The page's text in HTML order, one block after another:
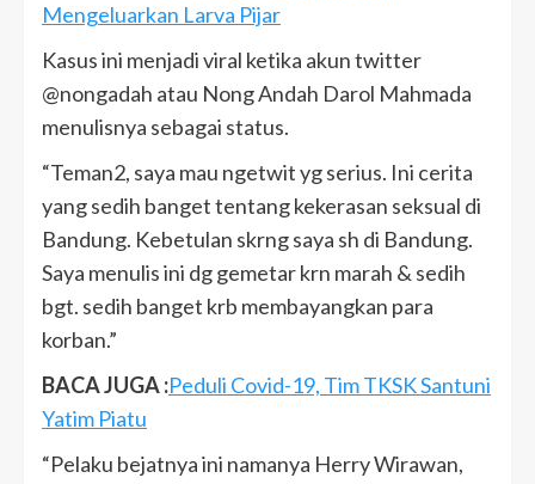
Mengeluarkan Larva Pijar
Kasus ini menjadi viral ketika akun twitter
@nongadah atau Nong Andah Darol Mahmada
menulisnya sebagai status.
“Teman2, saya mau ngetwit yg serius. Ini cerita
yang sedih banget tentang kekerasan seksual di
Bandung. Kebetulan skrng saya sh di Bandung.
Saya menulis ini dg gemetar krn marah & sedih
bgt. sedih banget krb membayangkan para
korban.”
BACA JUGA :Peduli Covid-19, Tim TKSK Santuni
Yatim Piatu
“Pelaku bejatnya ini namanya Herry Wirawan,